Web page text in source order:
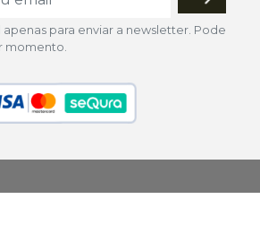
apenas para enviar a newsletter. Pode
momento.